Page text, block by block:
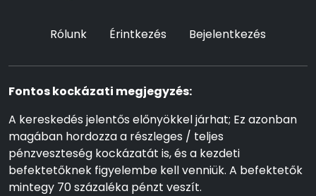
Rólunk Érintkezés Bejelentkezés
Fontos kockázati megjegyzés:
A kereskedés jelentős előnyökkel járhat; Ez azonban
magában hordozza a részleges / teljes
pénzveszteség kockázatát is, és a kezdeti
befektetőknek figyelembe kell venniük. A befektetők
mintegy 70 százaléka pénzt veszít.